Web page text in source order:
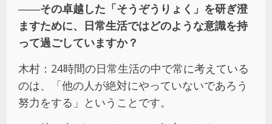
――その卓越した「そうぞうりょく」を研ぎ澄
ますために、日常生活ではどのような意識を持
って過ごしていますか？
木村：24時間の日常生活の中で常に考えている
のは、「他の人が絶対にやっていないであろう
努力をする」ということです。